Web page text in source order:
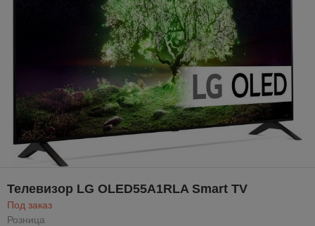
Телевизор LG OLED55A1RLA Smart TV
Под заказ
Розница